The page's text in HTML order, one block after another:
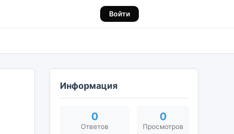
Войти
Информация
0
Ответов
0
Просмотров